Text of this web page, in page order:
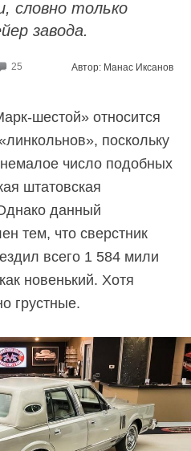
словно только
завода.
25 Автор: Манас Иксанов
шестой» относится
поскольку
число подобных
штатовская
данный
тем, что сверстник
всего 1 584 мили
новенький. Хотя
грустные.